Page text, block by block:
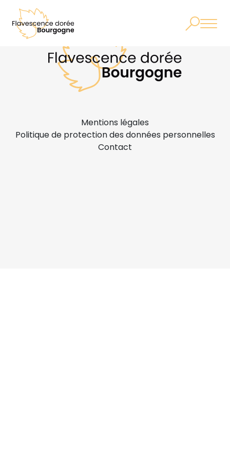
Mentions légales
Politique de protection des données personnelles
Contact